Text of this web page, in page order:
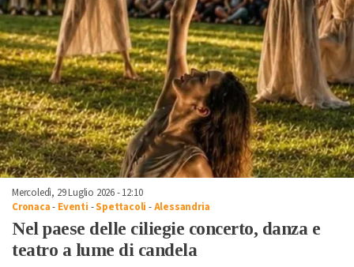
Mercoledì, 29 Luglio 2026 - 12:10
Cronaca- Eventi -Spettacoli -Alessandria
Nel paese delle ciliegie concerto, danza e
teatro a lume di candela